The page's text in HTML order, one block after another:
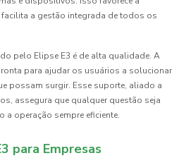
a gestão integrada de todos os
pelo Elipse E3 é de alta qualidade. A
para ajudar os usuários a solucionar
possam surgir. Esse suporte, aliado a
assegura que qualquer questão seja
a operação sempre eficiente.
para Empresas